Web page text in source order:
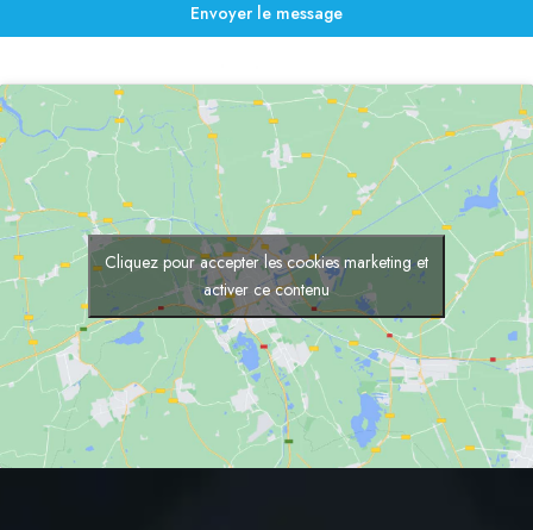
Envoyer le message
Cliquez pour accepter les cookies marketing et
activer ce contenu